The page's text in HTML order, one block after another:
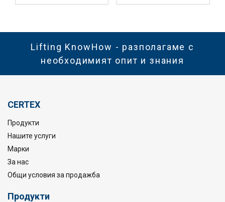
Lifting KnowHow - разполагаме с
необходимият опит и знания
CERTEX
Продукти
Нашите услуги
Марки
За нас
Общи условия за продажба
Продукти